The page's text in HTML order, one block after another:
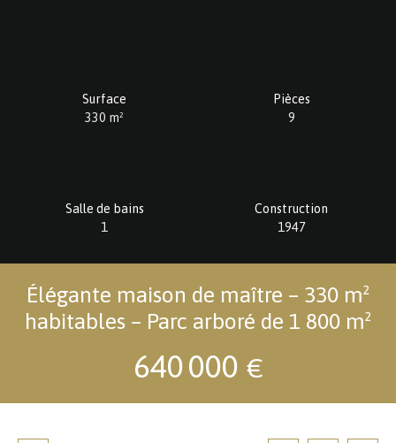
Surface
330 m²
Pièces
9
Salle de bains
1
Construction
1947
Élégante maison de maître – 330 m²
habitables – Parc arboré de 1 800 m²
640 000 €